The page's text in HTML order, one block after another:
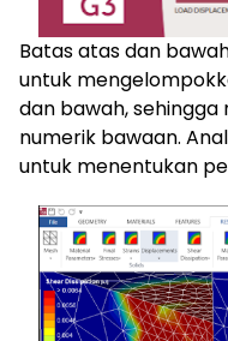
Batas atas dan
untuk
dan bawah,
numerik bawaan.
untuk menentukan